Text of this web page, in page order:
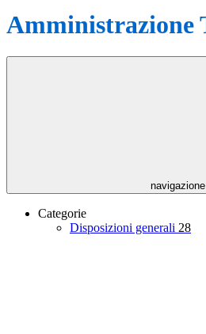
Amministrazione
navigazione
Categorie
Disposizioni generali 28